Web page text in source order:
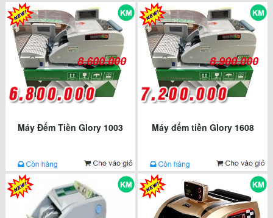
8.600.000
Máy Đếm Tiền Glory 1003
8.900.000
Máy đếm tiền Glory 1608